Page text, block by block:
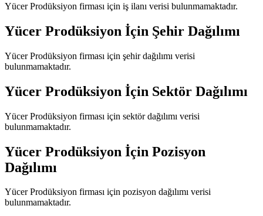
Yücer Prodüksiyon firması için iş ilanı verisi bulunmamaktadır.
Yücer Prodüksiyon İçin Şehir Dağılımı
Yücer Prodüksiyon firması için şehir dağılımı verisi
bulunmamaktadır.
Yücer Prodüksiyon İçin Sektör Dağılımı
Yücer Prodüksiyon firması için sektör dağılımı verisi
bulunmamaktadır.
Yücer Prodüksiyon İçin Pozisyon
Dağılımı
Yücer Prodüksiyon firması için pozisyon dağılımı verisi
bulunmamaktadır.